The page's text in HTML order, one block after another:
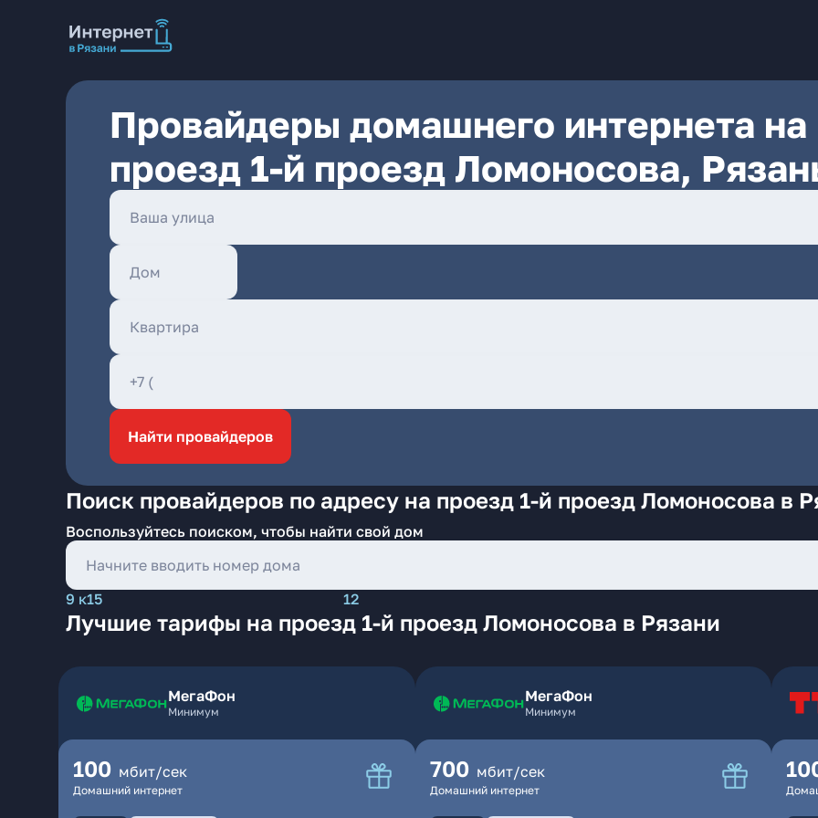
Провайдеры домашнего интернета на
проезд 1-й проезд Ломоносова,
Найти провайдеров
Поиск провайдеров по адресу на проезд 1-й проезд Ломоносова в
Воспользуйтесь поиском, чтобы найти свой дом
9 к15 12
Лучшие тарифы на проезд 1-й проезд Ломоносова в Рязани
МегаФон
Минимум
100 мбит/сек
Домашний интернет
МегаФон
Минимум
700 мбит/сек
Домашний интернет